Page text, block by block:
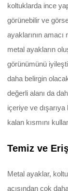
koltuklarda ince
görünebilir ve
ayaklarının
metal ayakların
görünümünü
daha belirgin
değerli alanı da
içeriye ve
kalan kısmını
Temiz ve
Metal ayaklar,
açısından çok